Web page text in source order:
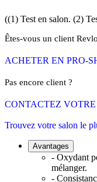
((1) Test en salon. (2)
Êtes-vous un client
ACHETER EN PRO-
Pas encore client ?
CONTACTEZ
Trouvez votre salon le
Avantages
- Oxydant
mélanger.
-